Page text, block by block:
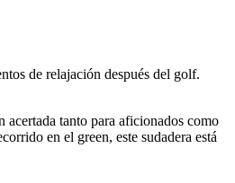
de relajación después del golf.
acertada tanto para aficionados como
en el green, este sudadera está